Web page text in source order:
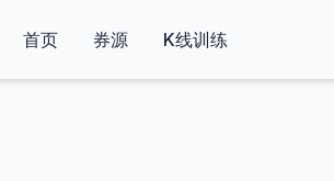
首页 券源 K线训练